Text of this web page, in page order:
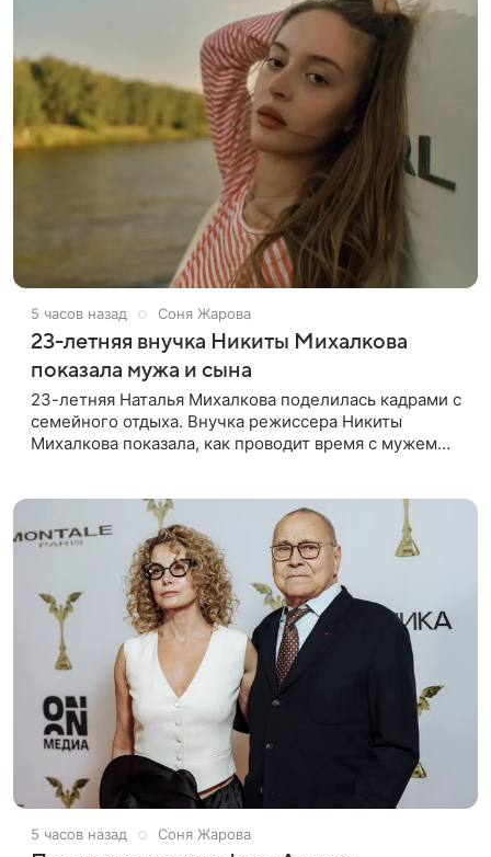
5 часов назад Соня Жарова
23-летняя внучка Никиты Михалкова
показала мужа и сына
23-летняя Наталья Михалкова поделилась кадрами с
семейного отдыха. Внучка режиссера Никиты
Михалкова показала, как проводит время с мужем
5 часов назад Соня Жарова